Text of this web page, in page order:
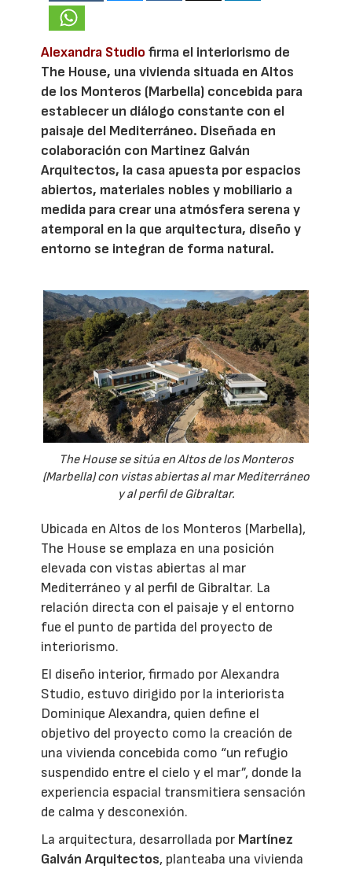
Alexandra Studio firma el interiorismo de
The House, una vivienda situada en Altos
de los Monteros (Marbella) concebida para
establecer un diálogo constante con el
paisaje del Mediterráneo. Diseñada en
colaboración con Martinez Galván
Arquitectos, la casa apuesta por espacios
abiertos, materiales nobles y mobiliario a
medida para crear una atmósfera serena y
atemporal en la que arquitectura, diseño y
entorno se integran de forma natural.
The House se sitúa en Altos de los Monteros
(Marbella) con vistas abiertas al mar Mediterráneo
y al perfil de Gibraltar.
Ubicada en Altos de los Monteros (Marbella),
The House se emplaza en una posición
elevada con vistas abiertas al mar
Mediterráneo y al perfil de Gibraltar. La
relación directa con el paisaje y el entorno
fue el punto de partida del proyecto de
interiorismo.
El diseño interior, firmado por Alexandra
Studio, estuvo dirigido por la interiorista
Dominique Alexandra, quien define el
objetivo del proyecto como la creación de
una vivienda concebida como “un refugio
suspendido entre el cielo y el mar”, donde la
experiencia espacial transmitiera sensación
de calma y desconexión.
La arquitectura, desarrollada por Martínez
Galván Arquitectos, planteaba una vivienda